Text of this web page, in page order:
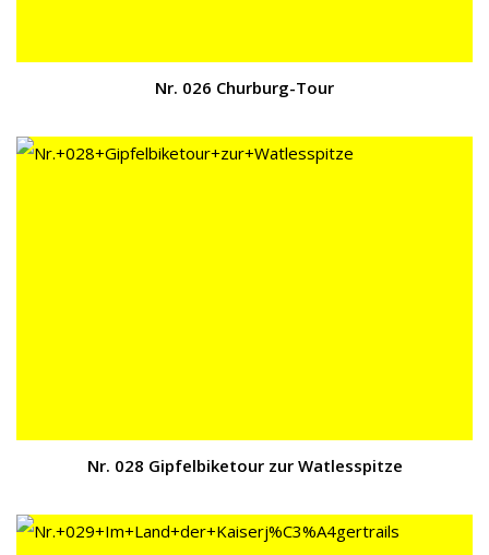
Nr. 026 Churburg-Tour
Nr. 028 Gipfelbiketour zur Watlesspitze